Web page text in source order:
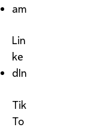
am
Lin
ke
dIn
Tik
To